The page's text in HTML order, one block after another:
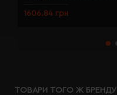
1606.84 грн
ТОВАРИ ТОГО Ж БРЕНДУ